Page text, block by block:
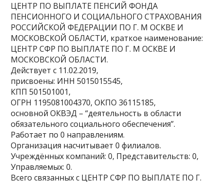
ЦЕНТР ПО ВЫПЛАТЕ ПЕНСИЙ ФОНДА
ПЕНСИОННОГО И СОЦИАЛЬНОГО СТРАХОВАНИЯ
РОССИЙСКОЙ ФЕДЕРАЦИИ ПО Г. М ОСКВЕ И
МОСКОВСКОЙ ОБЛАСТИ, краткое наименование:
ЦЕНТР СФР ПО ВЫПЛАТЕ ПО Г. М ОСКВЕ И
МОСКОВСКОЙ ОБЛАСТИ.
Действует с 11.02.2019,
присвоены: ИНН 5015015545,
КПП 501501001,
ОГРН 1195081004370, ОКПО 36115185,
основной ОКВЭД – “деятельность в области
обязательного социального обеспечения”.
Работает по 0 направлениям.
Организация насчитывает 0 филиалов.
Учреждённых компаний: 0, Представительств: 0,
Управляемых: 0.
Всего связанных с ЦЕНТР СФР ПО ВЫПЛАТЕ ПО Г.